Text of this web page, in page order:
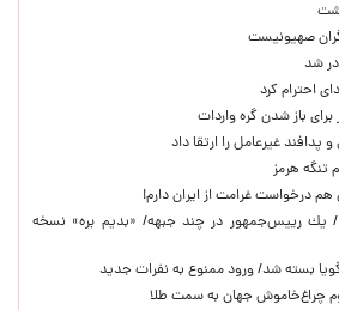
صهیونیست
شد
احترام کرد
باز شدن گره واردات
پدافند غیرعامل را ارتقا داد
تنگه هرمز
درخواست غرامت از ایران دارم!
/ يك رييس‌جمهور در چند جبهه/ «بدیم بره» نسخه
بسته شد/ ورود ممنوع به نفرات جدید
چراغ‌خاموش جهان به سمت طلا